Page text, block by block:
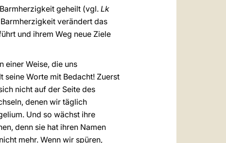
geheilt (vgl. Lk
verändert das
und ihrem Weg neue Ziele
einer Weise, die uns
seine Worte mit Bedacht! Zuerst
nicht auf der Seite des
denen wir täglich
Und so wächst ihre
denn sie hat ihren Namen
mehr. Wenn wir spüren,